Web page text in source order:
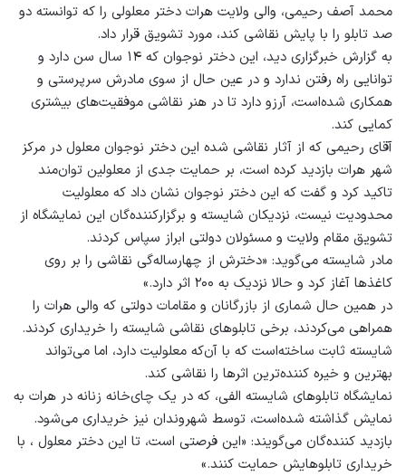
محمد آصف رحیمی، والی ولایت هرات دختر معلولی را که توانسته دو
صد تابلو را با پایش نقاشی کند، مورد تشویق قرار داد.
به گزارش خبرگزاری دید، این دختر نوجوان که ۱۴ سال سن دارد و
توانایی راه رفتن ندارد و در عین حال از سوی مادرش سرپرستی و
همکاری شده‌است، آرزو دارد تا در هنر نقاشی موفقیت‌های بیشتری
کمایی کند.
آقای رحیمی که از آثار نقاشی شده این دختر نوجوان معلول در مرکز
شهر هرات بازدید کرده ‌است، بر حمایت جدی از معلولین توان‌مند
تاکید کرد و گفت که این دختر نوجوان نشان داد که معلولیت
محدودیت نیست، نزدیکان شایسته و برگزارکننده‌گان این نمایشگاه از
تشویق مقام ولایت و مسئولان دولتی ابراز سپاس کردند.
مادر شایسته می‌گوید: «دخترش از چهارساله‌گی نقاشی را بر روی
کاغذ‌ها آغاز کرد و حالا نزدیک به ۲۰۰ اثر دارد.»
در همین حال شماری از بازرگانان و مقامات دولتی که والی هرات را
همراهی می‌کردند، برخی تابلو‌های نقاشی شایسته را خریداری کردند.
شایسته ثابت ساخته‌است که با آن‌که معلولیت دارد، اما می‌تواند
بهترین و خیره‌ کننده‌‌ترین اثرها را نقاشی کند.
نمایشگاه تابلوهای شایسته الفی، که در یک چای‌خانه زنانه در هرات به
‌نمایش گذاشته شده‌است، توسط شهروندان نیز خریداری می‌شود.
بازدید کننده‌گان می‌گویند: «این فرصتی است، تا این دختر معلول ، با
خریداری تابلوهایش حمایت کنند.»